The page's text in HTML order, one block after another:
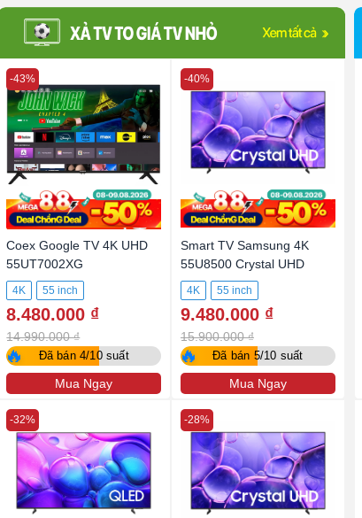
Coex Google TV 4K UHD
55UT7002XG
4K 55 inch
8.480.000 ₫
14.990.000 ₫
-43%
🔥 Đã bán 4/10 suất
Mua Ngay
Smart TV Samsung 4K
55U8500 Crystal UHD
4K 55 inch
9.480.000 ₫
15.900.000 ₫
-40%
🔥 Đã bán 5/10 suất
Mua Ngay
-32% -28%